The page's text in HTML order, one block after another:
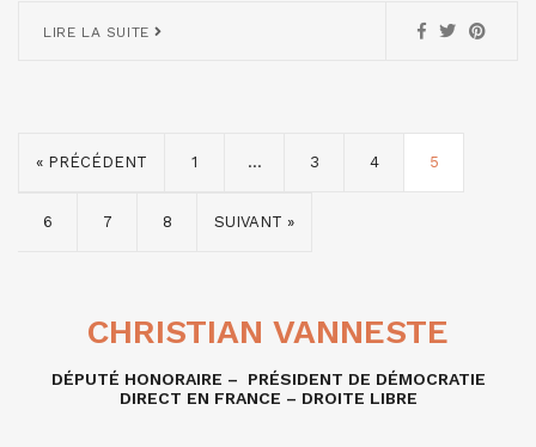
LIRE LA SUITE
« PRÉCÉDENT 1 … 3 4 5
6 7 8 SUIVANT »
CHRISTIAN VANNESTE
DÉPUTÉ HONORAIRE – PRÉSIDENT DE DÉMOCRATIE
DIRECT EN FRANCE – DROITE LIBRE